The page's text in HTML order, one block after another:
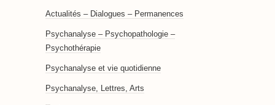
Actualités – Dialogues – Permanences
Psychanalyse – Psychopathologie –
Psychothérapie
Psychanalyse et vie quotidienne
Psychanalyse, Lettres, Arts